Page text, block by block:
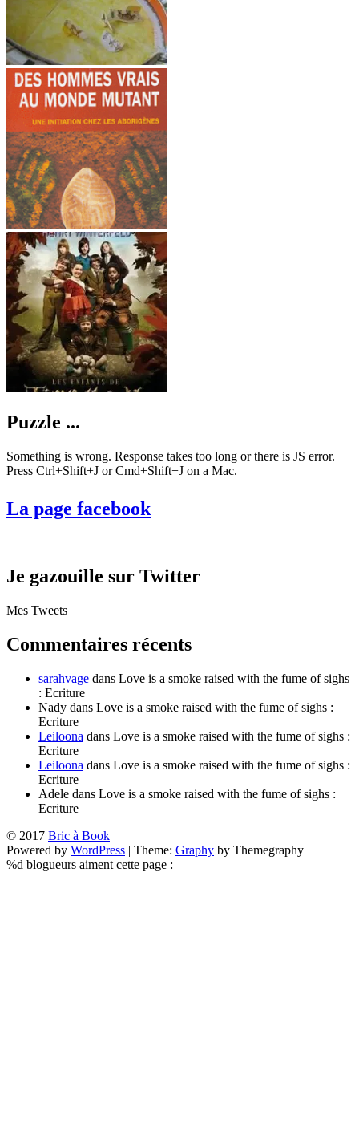
Puzzle ...
Something is wrong. Response takes too long or there is JS error.
Press Ctrl+Shift+J or Cmd+Shift+J on a Mac.
La page facebook
Je gazouille sur Twitter
Mes Tweets
Commentaires récents
sarahvage dans Love is a smoke raised with the fume of sighs
: Ecriture
Nady dans Love is a smoke raised with the fume of sighs :
Ecriture
Leiloona dans Love is a smoke raised with the fume of sighs :
Ecriture
Leiloona dans Love is a smoke raised with the fume of sighs :
Ecriture
Adele dans Love is a smoke raised with the fume of sighs :
Ecriture
© 2017 Bric à Book
Powered by WordPress | Theme: Graphy by Themegraphy
%d blogueurs aiment cette page :